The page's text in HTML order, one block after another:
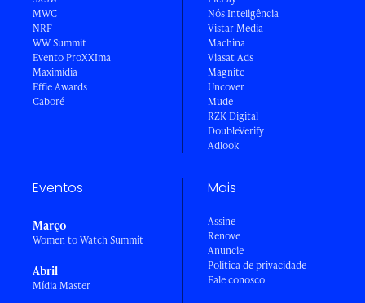
MWC
NRF
WW Summit
Evento ProXXIma
Maximídia
Effie Awards
Caboré
Nós Inteligência
Vistar Media
Machina
Viasat Ads
Magnite
Uncover
Mude
RZK Digital
DoubleVerify
Adlook
Eventos
Março
Women to Watch Summit
Abril
Mídia Master
Mais
Assine
Renove
Anuncie
Política de privacidade
Fale conosco